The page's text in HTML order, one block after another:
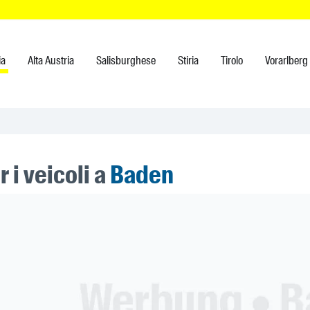
Alta Austria Salisburghese Stiria Tirolo Vorarlberg
i veicoli aBaden